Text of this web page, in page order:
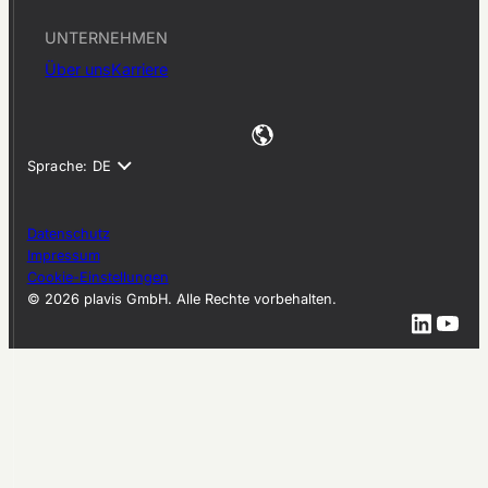
UNTERNEHMEN
Über unsKarriere
© 2026 plavis GmbH. Alle Rechte vorbehalten.
Datenschutz
Impressum
Cookie-Einstellungen